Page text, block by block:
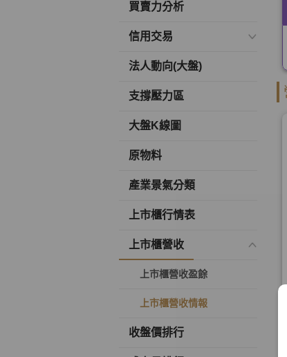
買賣力分析
信用交易
法人動向(大盤)
支撐壓力區
大盤K線圖
原物料
產業景氣分類
上市櫃行情表
上市櫃營收
上市櫃營收盈餘
上市櫃營收情報
收盤價排行